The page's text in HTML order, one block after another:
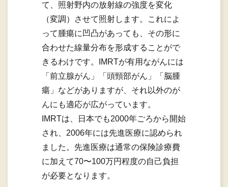
て、照射野内の放射線の強度を変化
（変調）させて照射します。これによ
って腫瘍に凹凸があっても、その形に
合わせた線量分布を形成することがで
きるわけです。IMRTが有用ながんには
「前立腺がん」「頭頸部がん」「脳腫
瘍」などがありますが、それ以外のが
んにも適応が広がっています。
IMRTは、日本でも2000年ごろから開始
され、2006年には先進医療に認められ
ました。先進医療は通常の保険診療費
に加えて70〜100万円程度の自己負担
が必要となります。